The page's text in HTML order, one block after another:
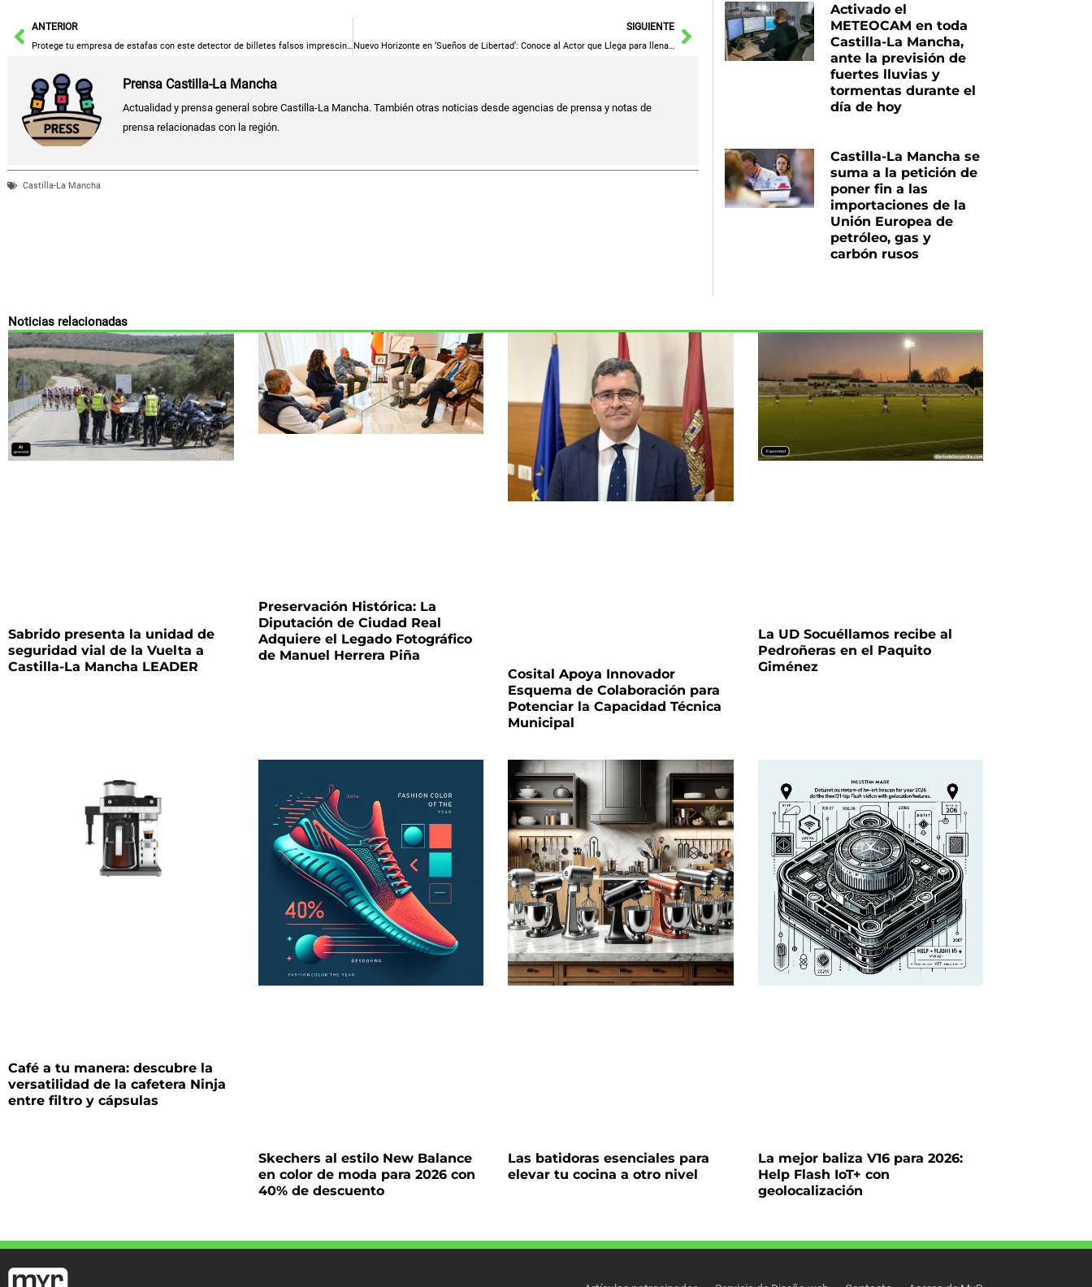
AntANTERIOR
Protege tu empresa de estafas con este detector de billetes falsos imprescindible
SIGUIENTE
Nuevo Horizonte en ‘Sueños de Libertad’: Conoce al Actor que Llega para llenar un Gran Vacío y Descubre su Trayectoria Pasada
Siguiente
Prensa Castilla-La Mancha
Actualidad y prensa general sobre Castilla-La Mancha. También otras noticias desde agencias de prensa y notas de
prensa relacionadas con la región.
Castilla-La Mancha
Activado el
METEOCAM en toda
Castilla-La Mancha,
ante la previsión de
fuertes lluvias y
tormentas durante el
día de hoy
Castilla-La Mancha se
suma a la petición de
poner fin a las
importaciones de la
Unión Europea de
petróleo, gas y
carbón rusos
Noticias relacionadas
Sabrido presenta la unidad de
seguridad vial de la Vuelta a
Castilla-La Mancha LEADER
Preservación Histórica: La
Diputación de Ciudad Real
Adquiere el Legado Fotográfico
de Manuel Herrera Piña
Cosital Apoya Innovador
Esquema de Colaboración para
Potenciar la Capacidad Técnica
Municipal
La UD Socuéllamos recibe al
Pedroñeras en el Paquito
Giménez
Café a tu manera: descubre la
versatilidad de la cafetera Ninja
entre filtro y cápsulas
Skechers al estilo New Balance
en color de moda para 2026 con
40% de descuento
Las batidoras esenciales para
elevar tu cocina a otro nivel
La mejor baliza V16 para 2026:
Help Flash IoT+ con
geolocalización